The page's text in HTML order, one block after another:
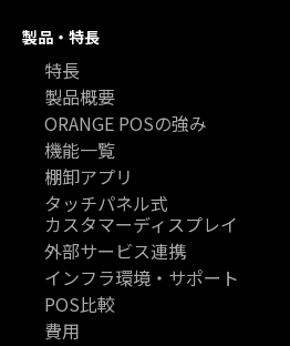
製品・特長
特長
製品概要
ORANGE POSの強み
機能一覧
棚卸アプリ
タッチパネル式
カスタマーディスプレイ
外部サービス連携
インフラ環境・サポート
POS比較
費用